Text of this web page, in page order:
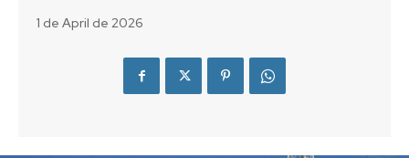
1 de April de 2026